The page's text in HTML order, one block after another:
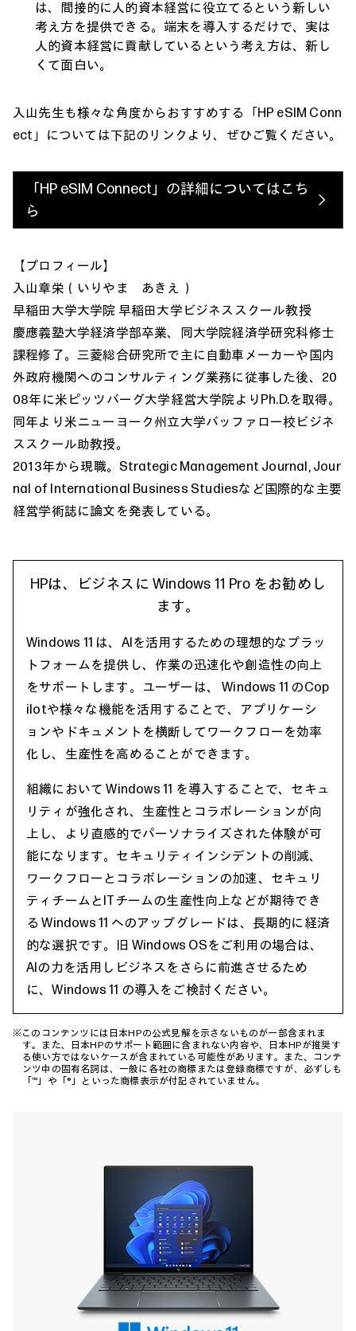
は、間接的に人的資本経営に役立てるという新しい
考え方を提供できる。端末を導入するだけで、実は
人的資本経営に貢献しているという考え方は、新し
くて面白い。
入山先生も様々な角度からおすすめする「HP eSIM Conn
ect」については下記のリンクより、ぜひご覧ください。
「HP eSIM Connect」の詳細についてはこち
ら
【プロフィール】
入山章栄（いりやま あきえ）
早稲田大学大学院 早稲田大学ビジネススクール教授
慶應義塾大学経済学部卒業、同大学院経済学研究科修士
課程修了。三菱総合研究所で主に自動車メーカーや国内
外政府機関へのコンサルティング業務に従事した後、20
08年に米ピッツバーグ大学経営大学院よりPh.D.を取得。
同年より米ニューヨーク州立大学バッファロー校ビジネ
ススクール助教授。
2013年から現職。Strategic Management Journal, Jour
nal of International Business Studiesなど国際的な主要
経営学術誌に論文を発表している。
HPは、ビジネスに Windows 11 Pro をお勧めし
ます。
Windows 11 は、AIを活用するための理想的なプラッ
トフォームを提供し、作業の迅速化や創造性の向上
をサポートします。ユーザーは、 Windows 11 のCop
ilotや様々な機能を活用することで、アプリケーシ
ョンやドキュメントを横断してワークフローを効率
化し、生産性を高めることができます。
組織において Windows 11 を導入することで、セキュ
リティが強化され、生産性とコラボレーションが向
上し、より直感的でパーソナライズされた体験が可
能になります。セキュリティインシデントの削減、
ワークフローとコラボレーションの加速、セキュリ
ティチームとITチームの生産性向上などが期待でき
る Windows 11 へのアップグレードは、長期的に経済
的な選択です。旧 Windows OSをご利用の場合は、
AIの力を活用しビジネスをさらに前進させるため
に、Windows 11 の導入をご検討ください。
※このコンテンツには日本HPの公式見解を示さないものが一部含まれま
す。また、日本HPのサポート範囲に含まれない内容や、日本HPが推奨す
る使い方ではないケースが含まれている可能性があります。また、コンテ
ンツ中の固有名詞は、一般に各社の商標または登録商標ですが、必ずしも
「™」や「®」といった商標表示が付記されていません。